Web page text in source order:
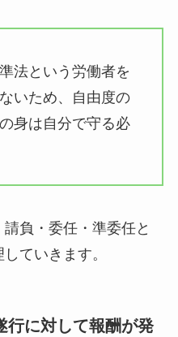
法という労働者を
いため、自由度の
身は自分で守る必
負・委任・準委任と
ていきます。
行に対して報酬が発